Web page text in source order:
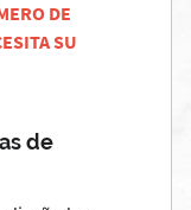
DE
SU
de